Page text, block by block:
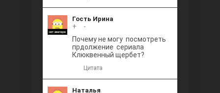
Гость Ирина
+
-
Почему не могу посмотреть
прдолжение сериала
Клюквенный щербет?
Цитата
Наталья